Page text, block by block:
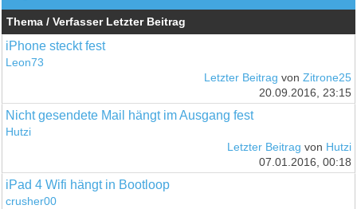
Thema / Verfasser Letzter Beitrag
iPhone steckt fest
Leon73
Letzter Beitrag von Zitrone25
20.09.2016, 23:15
Nicht gesendete Mail hängt im Ausgang fest
Hutzi
Letzter Beitrag von Hutzi
07.01.2016, 00:18
iPad 4 Wifi hängt in Bootloop
crusher00